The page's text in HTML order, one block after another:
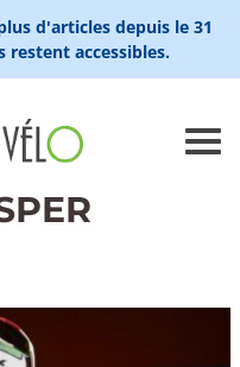
d'articles depuis le 31
restent accessibles.